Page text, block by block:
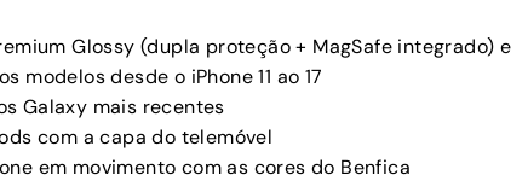
Glossy (dupla proteção + MagSafe integrado) e
desde o iPhone 11 ao 17
Galaxy mais recentes
com a capa do telemóvel
em movimento com as cores do Benfica